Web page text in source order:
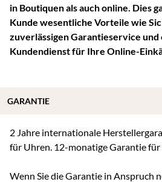
in Boutiquen als auch online. Dies
Kunde wesentliche Vorteile wie
zuverlässigen Garantieservice
Kundendienst für Ihre Online-
2 Jahre internationale
für Uhren. 12-monatige Garantie für
Wenn Sie die Garantie in Anspruch
GARANTIE